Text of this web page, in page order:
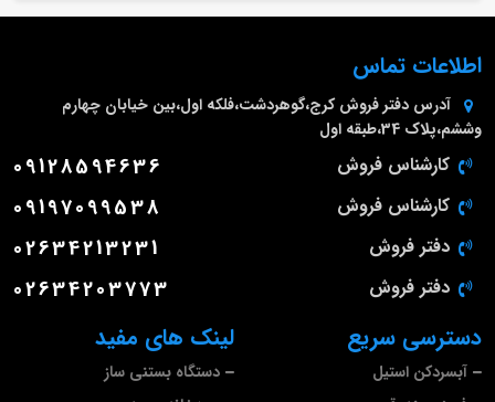
لینک های مفید
دستگاه بستنی ساز
دسترسی سریع
آبسردکن استیل
اطلاعات تماس
آدرس دفتر فروش کرج،گوهردشت،فلکه اول،بین خیابان چهارم
وششم،پلاک 34،طبقه اول
کارشناس فروش 09128594636
کارشناس فروش 09197099538
دفتر فروش 02634213231
دفتر فروش 02634203773